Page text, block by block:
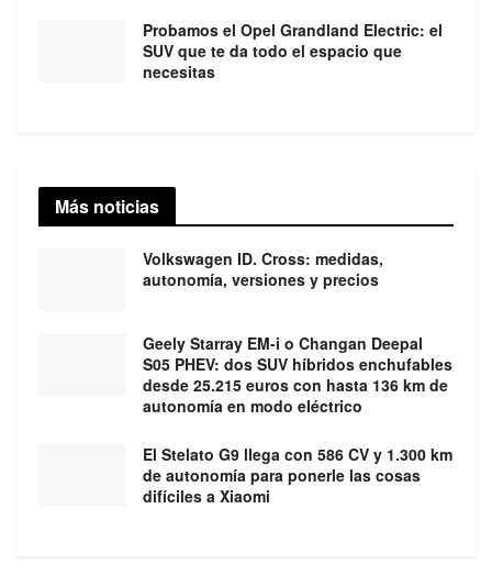
Probamos el Opel Grandland Electric: el
SUV que te da todo el espacio que
necesitas
Más noticias
Volkswagen ID. Cross: medidas,
autonomía, versiones y precios
Geely Starray EM-i o Changan Deepal
S05 PHEV: dos SUV híbridos enchufables
desde 25.215 euros con hasta 136 km de
autonomía en modo eléctrico
El Stelato G9 llega con 586 CV y 1.300 km
de autonomía para ponerle las cosas
difíciles a Xiaomi